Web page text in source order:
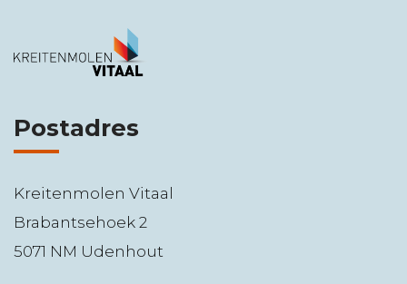
Postadres
Kreitenmolen Vitaal
Brabantsehoek 2
5071 NM Udenhout